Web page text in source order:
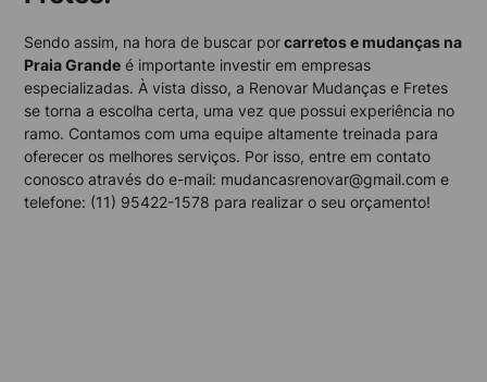
Sendo assim, na hora de buscar porcarretos e mudanças na
Praia Grande é importante investir em empresas
especializadas. À vista disso, a Renovar Mudanças e Fretes
se torna a escolha certa, uma vez que possui experiência no
ramo. Contamos com uma equipe altamente treinada para
oferecer os melhores serviços. Por isso, entre em contato
conosco através do e-mail: mudancasrenovar@gmail.com e
telefone: (11) 95422-1578 para realizar o seu orçamento!